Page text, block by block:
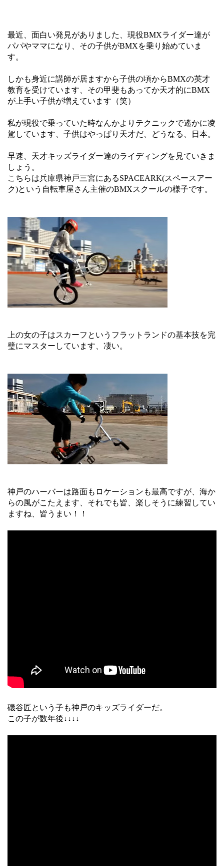
最近、面白い発見がありました、現役BMXライダー達が
パパやママになり、その子供がBMXを乗り始めていま
す。
しかも身近に講師が居ますから子供の頃からBMXの英才
教育を受けています、その甲斐もあってか天才的にBMX
が上手い子供が増えています（笑）
私が現役で乗っていた時なんかよりテクニックで遙かに凌
駕しています、子供はやっぱり天才だ、どうなる、日本。
早速、天才キッズライダー達のライディングを見ていきま
しょう。
こちらは兵庫県神戸三宮にあるSPACEARK(スペースアー
ク)という自転車屋さん主催のBMXスクールの様子です。
上の女の子はスカーフというフラットランドの基本技を完
璧にマスターしています、凄い。
神戸のハーバーは路面もロケーションも最高ですが、海か
らの風がこたえます、それでも皆、楽しそうに練習してい
ますね、皆うまい！！
磯谷匠という子も神戸のキッズライダーだ。
この子が数年後↓↓↓↓